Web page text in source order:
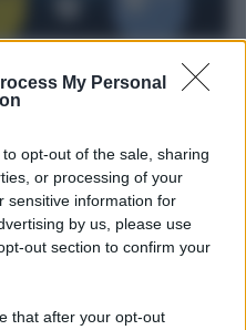
My Personal
to opt-out of the sale, sharing
or processing of your
sensitive information for
by us, please use
out section to confirm your
that after your opt-out
12 agosto alla Stella